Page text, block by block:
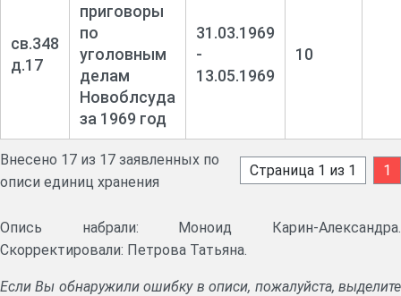
св.348
д.17
приговоры
по
уголовным
делам
Новоблсуда
за 1969 год
31.03.1969
-
13.05.1969
10
Внесено 17 из 17 заявленных по
описи единиц хранения
Страница 1 из 1 1
Опись набрали: Моноид Карин-Александра.
Скорректировали: Петрова Татьяна.
Если Вы обнаружили ошибку в описи, пожалуйста, выделите